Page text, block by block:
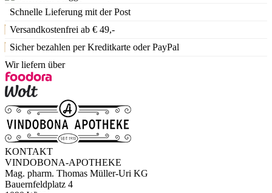
Schnelle Lieferung mit der Post
Versandkostenfrei ab € 49,-
Sicher bezahlen per Kreditkarte oder PayPal
Wir liefern über
KONTAKT
VINDOBONA-APOTHEKE
Mag. pharm. Thomas Müller-Uri KG
Bauernfeldplatz 4